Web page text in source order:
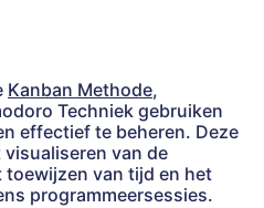
Kanban Methode,
Techniek gebruiken
effectief te beheren. Deze
van de
van tijd en het
programmeersessies.